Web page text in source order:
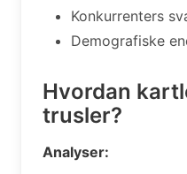
Konkurrenters
Demografiske
Hvordan
trusler?
Analyser: